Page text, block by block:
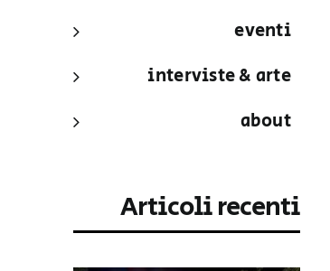
eventi
interviste & arte
about
Articoli recenti